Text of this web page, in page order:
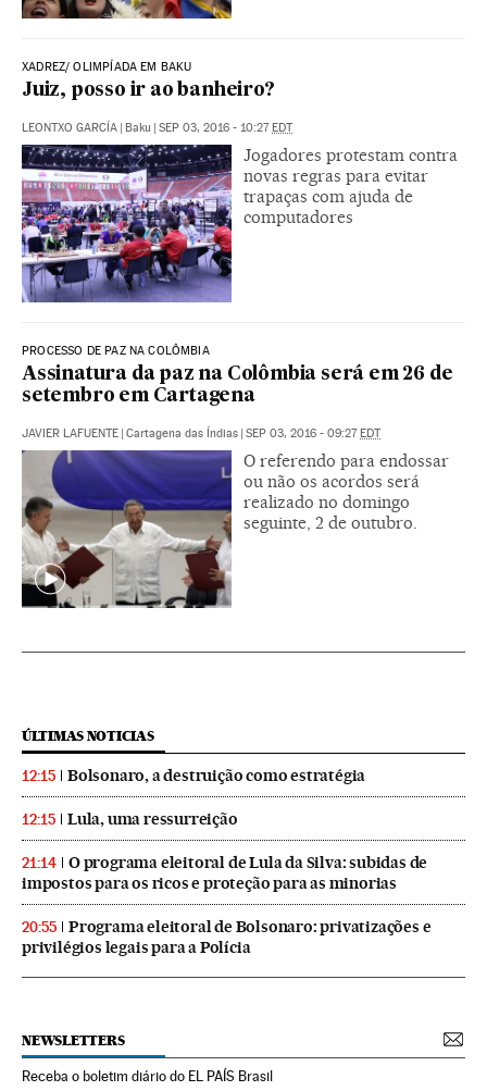
XADREZ/ OLIMPÍADA EM BAKU
Juiz, posso ir ao banheiro?
LEONTXO GARCÍA | Baku | SEP 03, 2016 - 10:27EDT
Jogadores protestam contra
novas regras para evitar
trapaças com ajuda de
computadores
PROCESSO DE PAZ NA COLÔMBIA
Assinatura da paz na Colômbia será em 26 de
setembro em Cartagena
JAVIER LAFUENTE | Cartagena das Índias | SEP 03, 2016 - 09:27EDT
O referendo para endossar
ou não os acordos será
realizado no domingo
seguinte, 2 de outubro.
ÚLTIMAS NOTICIAS
12:15 Bolsonaro, a destruição como estratégia
12:15 Lula, uma ressurreição
21:14
O programa eleitoral de Lula da Silva: subidas de
impostos para os ricos e proteção para as minorias
20:55
Programa eleitoral de Bolsonaro: privatizações e
privilégios legais para a Polícia
NEWSLETTERS
Receba o boletim diário do EL PAÍS Brasil